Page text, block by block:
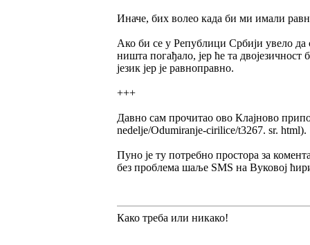
Иначе, бих волео када би ми имали
Ако би се у Републици Србији увело да
ништа погађало, јер ће та
језик јер је равноправно.
+++
Давно сам прочитао ово Клајново
nedelje/Odumiranje-cirilice/t3267. sr. html).
Пуно је ту потребно простора за
без проблема шаље ЅМЅ на Вуковој
Како треба или никако!